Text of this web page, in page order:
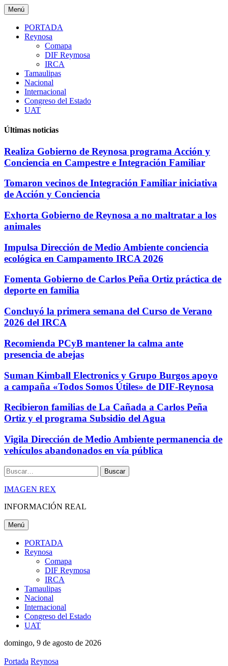
Saltar
al
contenido
Menú
PORTADA
Reynosa
Comapa
DIF Reymosa
IRCA
Tamaulipas
Nacional
Internacional
Congreso del Estado
UAT
Últimas noticias
Realiza Gobierno de Reynosa programa Acción y
Conciencia en Campestre e Integración Familiar
Tomaron vecinos de Integración Familiar iniciativa
de Acción y Conciencia
Exhorta Gobierno de Reynosa a no maltratar a los
animales
Impulsa Dirección de Medio Ambiente conciencia
ecológica en Campamento IRCA 2026
Fomenta Gobierno de Carlos Peña Ortiz práctica de
deporte en familia
Concluyó la primera semana del Curso de Verano
2026 del IRCA
Recomienda PCyB mantener la calma ante
presencia de abejas
Suman Kimball Electronics y Grupo Burgos apoyo
a campaña «Todos Somos Útiles» de DIF-Reynosa
Recibieron familias de La Cañada a Carlos Peña
Ortiz y el programa Subsidio del Agua
Vigila Dirección de Medio Ambiente permanencia de
vehículos abandonados en vía pública
Buscar
IMAGEN REX
INFORMACIÓN REAL
Menú
PORTADA
Reynosa
Comapa
DIF Reymosa
IRCA
Tamaulipas
Nacional
Internacional
Congreso del Estado
UAT
domingo, 9 de agosto de 2026
Portada Reynosa